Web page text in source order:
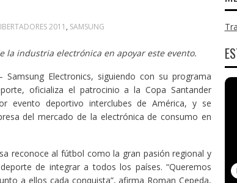
2011 , SAMSUNG
la industria electrónica en apoyar este evento.
Samsung Electronics, siguiendo con su programa
oficializa el patrocinio a la Copa Santander
evento deportivo interclubes de América, y se
del mercado de la electrónica de consumo en
reconoce al fútbol como la gran pasión regional y
de integrar a todos los países. “Queremos
a ellos cada conquista”, afirma Roman Cepeda,